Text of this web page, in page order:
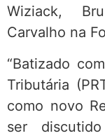
Wiziack,
Carvalho na
“Batizado
Tributária
como novo
ser